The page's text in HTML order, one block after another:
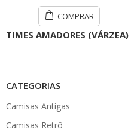
COMPRAR
TIMES AMADORES (VÁRZEA)
CATEGORIAS
Camisas Antigas
Camisas Retrô